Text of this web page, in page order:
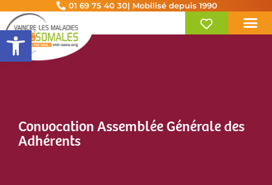
Ouvrir la barre d’outils
01 69 75 40 30| Mobilisé depuis 1990
Convocation Assemblée Générale des
Adhérents